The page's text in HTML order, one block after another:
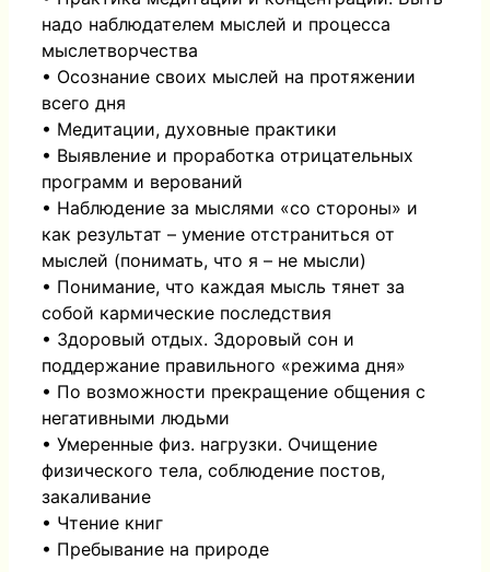
надо наблюдателем мыслей и процесса
мыслетворчества
• Осознание своих мыслей на протяжении
всего дня
• Медитации, духовные практики
• Выявление и проработка отрицательных
программ и верований
• Наблюдение за мыслями «со стороны» и
как результат – умение отстраниться от
мыслей (понимать, что я – не мысли)
• Понимание, что каждая мысль тянет за
собой кармические последствия
• Здоровый отдых. Здоровый сон и
поддержание правильного «режима дня»
• По возможности прекращение общения с
негативными людьми
• Умеренные физ. нагрузки. Очищение
физического тела, соблюдение постов,
закаливание
• Чтение книг
• Пребывание на природе